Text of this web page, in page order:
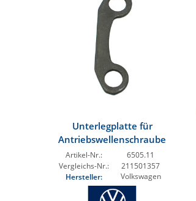
Unterlegplatte für
Antriebswellenschraube
Artikel-Nr.:
6505.11
Vergleichs-Nr.:
211501357
Hersteller:
Volkswagen